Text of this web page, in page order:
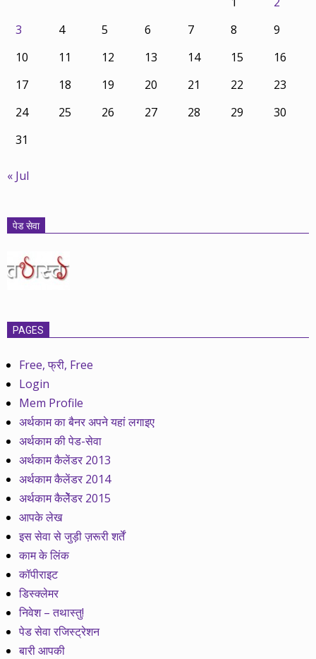
3
4 5 6 7 8
9
10
11 12 13 14 15
16
17
18 19 20 21 22
23
24
25 26 27 28 29
30
31
« Jul
पेड सेवा
PAGES
Free, फ्री, Free
Login
Mem Profile
अर्थकाम का बैनर अपने यहां लगाइए
अर्थकाम की पेड-सेवा
अर्थकाम कैलेंडर 2013
अर्थकाम कैलेंडर 2014
अर्थकाम कैलेेंडर 2015
आपके लेख
इस सेवा से जुड़ी ज़रूरी शर्तें
काम के लिंक
कॉपीराइट
डिस्क्लेमर
निवेश – तथास्तु!
पेड सेवा रजिस्ट्रेशन
बारी आपकी